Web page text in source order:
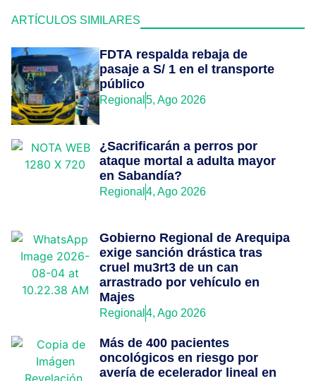
ARTÍCULOS SIMILARES
FDTA respalda rebaja de
pasaje a S/ 1 en el transporte
público
Regional 5, Ago 2026
¿Sacrificarán a perros por
ataque mortal a adulta mayor
en Sabandía?
Regional 4, Ago 2026
Gobierno Regional de Arequipa
exige sanción drástica tras
cruel mu3rt3 de un can
arrastrado por vehículo en
Majes
Regional 4, Ago 2026
Más de 400 pacientes
oncológicos en riesgo por
avería de ecelerador lineal en